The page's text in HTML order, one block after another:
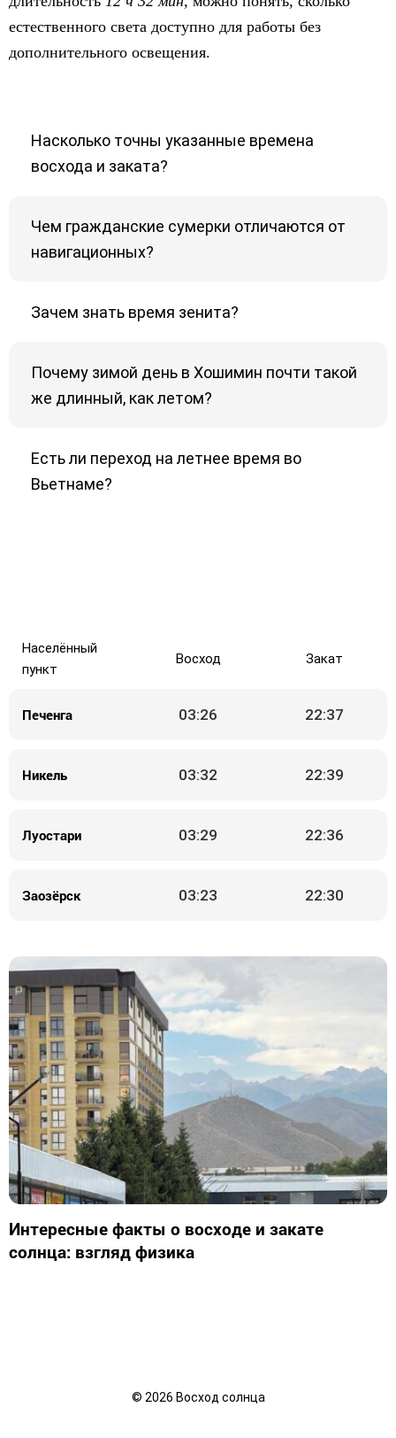
естественного света доступно для работы без
дополнительного освещения.
Насколько точны указанные времена
восхода и заката?
Чем гражданские сумерки отличаются от
навигационных?
Зачем знать время зенита?
Почему зимой день в Хошимин почти такой
же длинный, как летом?
Есть ли переход на летнее время во
Вьетнаме?
Населённый
пункт
Восход Закат
Печенга 03:26 22:37
Никель 03:32 22:39
Луостари 03:29 22:36
Заозёрск 03:23 22:30
Интересные факты о восходе и закате
солнца: взгляд физика
© 2026 Восход солнца